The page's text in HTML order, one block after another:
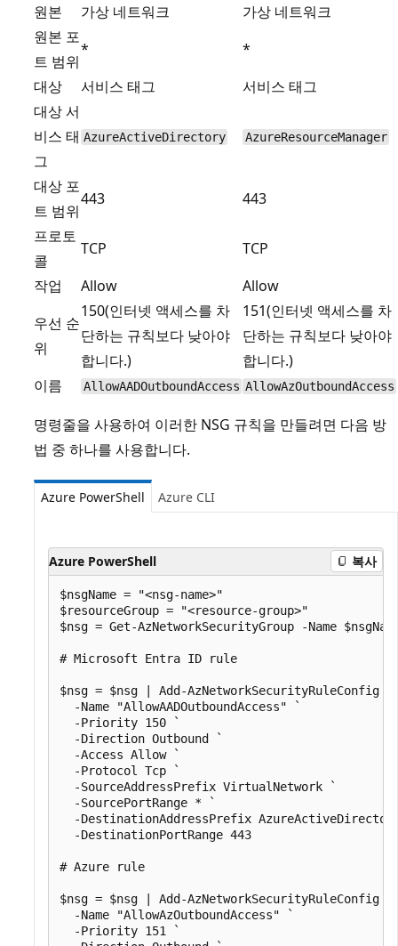
원본
가상 네트워크
가상 네트워크
원본 포
트 범위
*
*
대상
서비스 태그
서비스 태그
대상 서
비스 태
그
AzureActiveDirectory AzureResourceManager
대상 포
트 범위
443
443
프로토
콜
TCP
TCP
작업
Allow
Allow
우선 순
위
150(인터넷 액세스를 차
단하는 규칙보다 낮아야
합니다.)
151(인터넷 액세스를 차
단하는 규칙보다 낮아야
합니다.)
이름
AllowAADOutboundAccess AllowAzOutboundAccess
명령줄을 사용하여 이러한 NSG 규칙을 만들려면 다음 방
법 중 하나를 사용합니다.
Azure PowerShell Azure CLI
Azure PowerShell 복사
$nsgName = "<nsg-name>"
$resourceGroup = "<resource-group>"
$nsg = Get-AzNetworkSecurityGroup -Name
# Microsoft Entra ID rule
$nsg = $nsg | Add-AzNetworkSecurityRuleConfig `
  -Name "AllowAADOutboundAccess" `
  -Priority 150 `
  -Direction Outbound `
  -Access Allow `
  -Protocol Tcp `
  -SourceAddressPrefix VirtualNetwork `
  -SourcePortRange * `
-DestinationAddressPrefix
  -DestinationPortRange 443
# Azure rule
$nsg = $nsg | Add-AzNetworkSecurityRuleConfig `
  -Name "AllowAzOutboundAccess" `
  -Priority 151 `